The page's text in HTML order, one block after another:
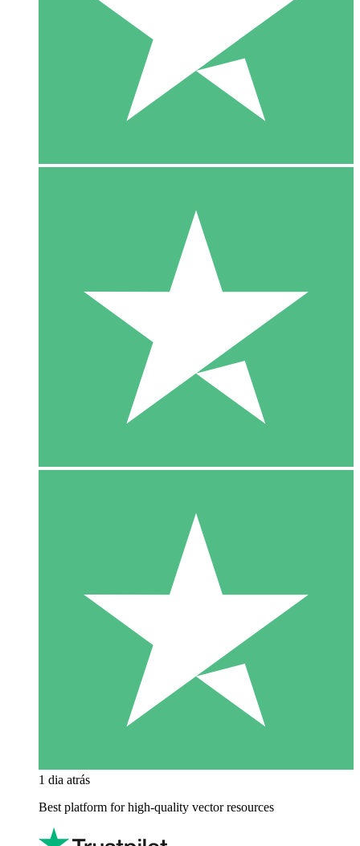
1 dia atrás
Best platform for high-quality vector resources